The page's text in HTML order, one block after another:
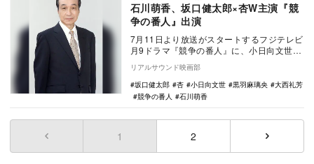
石川萌香、坂口健太郎×杏W主演『競
争の番人』出演
7月11日より放送がスタートするフジテレビ
月9ドラマ『競争の番人』に、小日向文世、
黒羽麻璃央、大西礼芳、石川萌香が出演す
ることが…
リアルサウンド映画部
坂口健太郎
杏 小日向文世 黒羽麻璃央
大西礼芳
競争の番人
石川萌香
1 2